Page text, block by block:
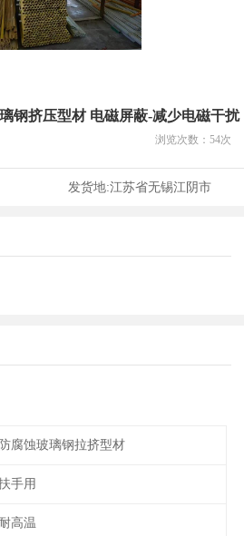
钢挤压型材 电磁屏蔽-减少电磁干扰
浏览次数： 54次
发货地:江苏省无锡江阴市
防腐蚀玻璃钢拉挤型材
手用
耐高温